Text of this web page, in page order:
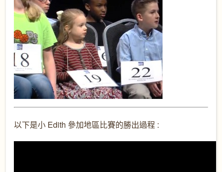
以下是小 Edith 參加地區比賽的勝出過程 :